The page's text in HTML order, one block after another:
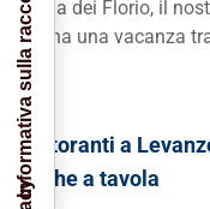
storia dei Florio, il
sogna una vacanza
Ristoranti a
anche a tavola
Informativa sulla raccolta